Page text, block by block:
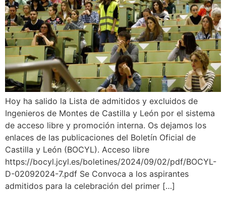
Hoy ha salido la Lista de admitidos y excluidos de
Ingenieros de Montes de Castilla y León por el sistema
de acceso libre y promoción interna. Os dejamos los
enlaces de las publicaciones del Boletín Oficial de
Castilla y León (BOCYL). Acceso libre
https://bocyl.jcyl.es/boletines/2024/09/02/pdf/BOCYL-
D-02092024-7.pdf Se Convoca a los aspirantes
admitidos para la celebración del primer […]